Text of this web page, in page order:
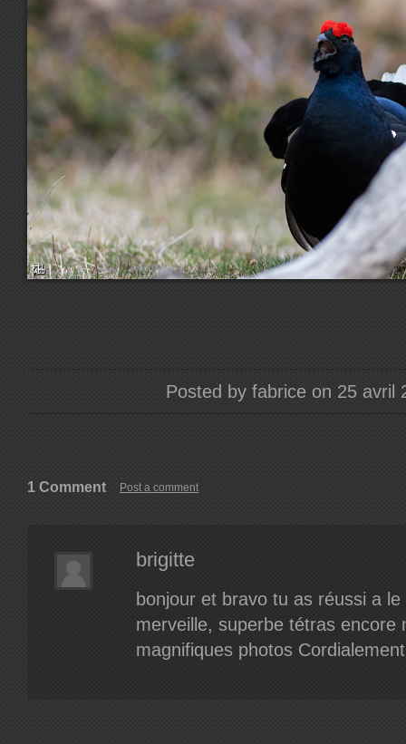
Posted by fabrice on 25 avril
1 Comment Post a comment
brigitte
bonjour et bravo tu as réussi a
merveille, superbe tétras encore
magnifiques photos